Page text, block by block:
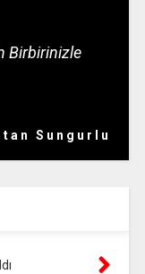
Birbirinizle
Sungurlu